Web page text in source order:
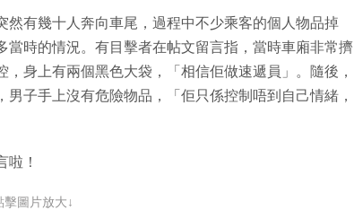
有幾十人奔向車尾，過程中不少乘客的個人物品掉
時的情況。有目擊者在帖文留言指，當時車廂非常擠
身上有兩個黑色大袋，「相信佢做速遞員」。隨後，
子手上沒有危險物品，「佢只係控制唔到自己情緒，
啦！
擊圖片放大↓